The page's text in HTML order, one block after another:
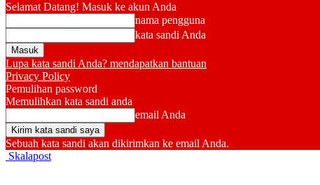
Selamat Datang! Masuk ke akun Anda
nama pengguna
kata sandi Anda
Lupa kata sandi Anda? mendapatkan bantuan
Privacy Policy
Pemulihan password
Memulihkan kata sandi anda
email Anda
Sebuah kata sandi akan dikirimkan ke email Anda.
Skalapost